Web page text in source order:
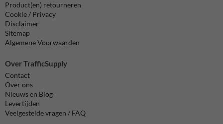
Product(en) retourneren
Cookie / Privacy
Disclaimer
Sitemap
Algemene Voorwaarden
Over TrafficSupply
Contact
Over ons
Nieuws en Blog
Levertijden
Veelgestelde vragen / FAQ